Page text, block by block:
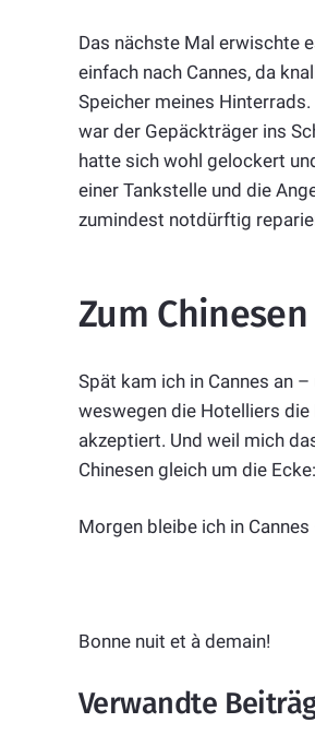
Das nächste Mal erwischte
einfach nach Cannes, da
Speicher meines
war der Gepäckträger ins
hatte sich wohl gelockert
einer Tankstelle und die
zumindest notdürftig
Zum
Spät kam ich in Cannes an
weswegen die Hotelliers
akzeptiert. Und weil mich
Chinesen gleich um die
Morgen bleibe ich in
Bonne nuit et à demain!
Verwandte